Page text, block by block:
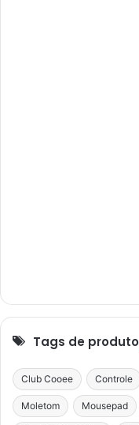
Tags de produto
Club Cooee Controle
Moletom Mousepad